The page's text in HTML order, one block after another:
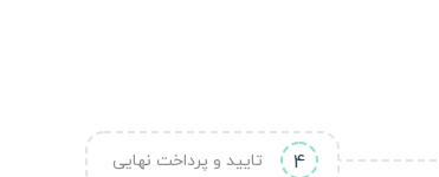
4 تایید و پرداخت نهایی